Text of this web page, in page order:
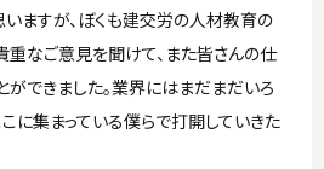
ますが、ぼくも建交労の人材教育の
重なご意見を聞けて、また皆さんの仕
できました。業界にはまだまだいろ
に集まっている僕らで打開していきた